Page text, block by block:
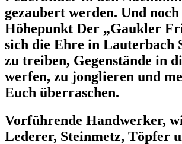
gezaubert werden. Und
Höhepunkt Der „Gaukler
sich die Ehre in Lauterbach
zu treiben, Gegenstände in
werfen, zu jonglieren und
Euch überraschen.
Vorführende Handwerker,
Lederer, Steinmetz, Töpfer